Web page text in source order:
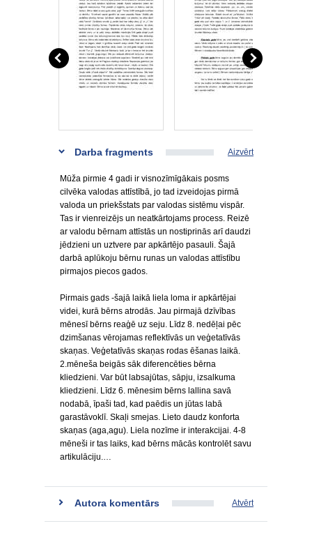
Darba fragments Aizvērt
Mūža pirmie 4 gadi ir visnozīmīgākais posms
cilvēka valodas attīstībā, jo tad izveidojas pirmā
valoda un priekšstats par valodas sistēmu vispār.
Tas ir vienreizējs un neatkārtojams process. Reizē
ar valodu bērnam attīstās un nostiprinās arī daudzi
jēdzieni un uztvere par apkārtējo pasauli. Šajā
darbā aplūkoju bērnu runas un valodas attīstību
pirmajos piecos gados.
Pirmais gads -šajā laikā liela loma ir apkārtējai
videi, kurā bērns atrodās. Jau pirmajā dzīvības
mēnesī bērns reaģē uz seju. Līdz 8. nedēļai pēc
dzimšanas vērojamas reflektīvās un veģetatīvās
skaņas. Veģetatīvās skaņas rodas ēšanas laikā.
2.mēneša beigās sāk diferencēties bērna
kliedzieni. Var būt labsajūtas, sāpju, izsalkuma
kliedzieni. Līdz 6. mēnesim bērns lallina savā
nodabā, īpaši tad, kad paēdis un jūtas labā
garastāvoklī. Skaļi smejas. Lieto daudz konforta
skaņas (aga,agu). Liela nozīme ir interakcijai. 4-8
mēneši ir tas laiks, kad bērns mācās kontrolēt savu
artikulāciju.…
Autora komentārs Atvērt